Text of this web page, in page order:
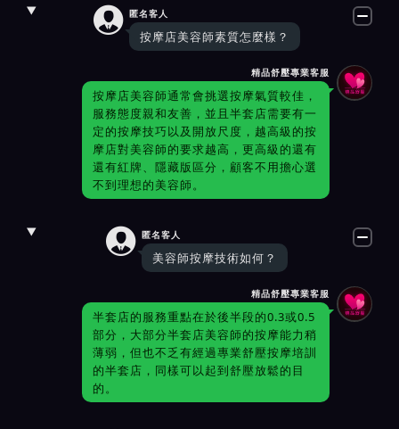
 匿名客人
按摩店美容師素質怎麼樣？
精品舒壓專業客服
按摩店美容師通常會挑選按摩氣質較佳，
服務態度親和友善，並且半套店需要有一
定的按摩技巧以及開放尺度，越高級的按
摩店對美容師的要求越高，更高級的還有
還有紅牌、隱藏版區分，顧客不用擔心選
不到理想的美容師。
 匿名客人
美容師按摩技術如何？
精品舒壓專業客服
半套店的服務重點在於後半段的0.3或0.5
部分，大部分半套店美容師的按摩能力稍
薄弱，但也不乏有經過專業舒壓按摩培訓
的半套店，同樣可以起到舒壓放鬆的目
的。